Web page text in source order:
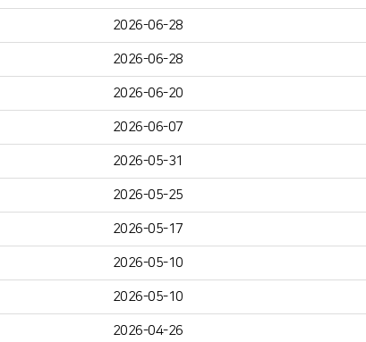
2026-06-28
2026-06-28
2026-06-20
2026-06-07
2026-05-31
2026-05-25
2026-05-17
2026-05-10
2026-05-10
2026-04-26